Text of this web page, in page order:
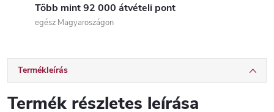
Több mint 92 000 átvételi pont
egész Magyaroszágon
Termékleírás
Termék részletes leírása